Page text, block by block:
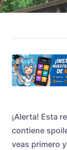
¡Alerta! Esta
contiene
veas primero